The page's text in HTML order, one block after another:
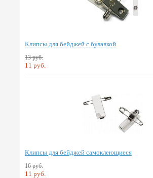
Клипсы для бейджей с булавкой
13 руб.
11 руб.
Клипсы для бейджей самоклеющиеся
16 руб.
11 руб.